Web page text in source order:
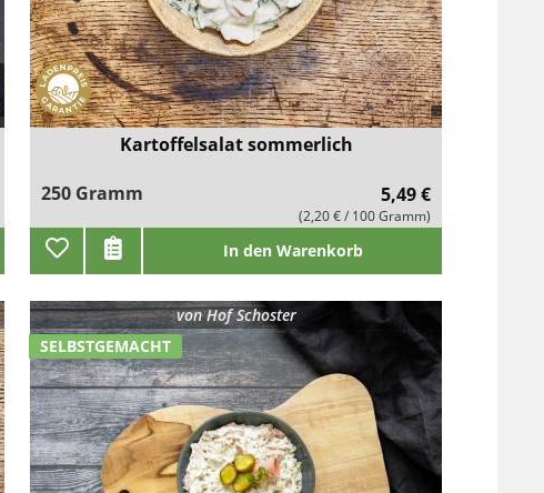
Kartoffelsalat sommerlich
250 Gramm
5,49 €
(2,20 € / 100 Gramm)
In den Warenkorb
SELBSTGEMACHT
vonHof Schoster